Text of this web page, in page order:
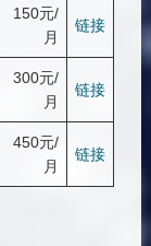
150元/
月
链接
300元/
月
链接
450元/
月
链接